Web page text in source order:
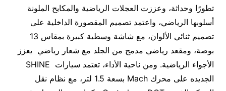
تطورًا وحداثة، وعززت العجلات الرياضية والمكابح الملونة
أسلوبها الرياضي، واعتمد تصميم المقصورة الداخلية على
تصميم ثنائي الألوان، مع شاشة وسطية كبيرة بمقاس 13
بوصة، ومقعد رياضي مدمج من الجلد مع شعار رياضي يعزز
الأجواء الرياضية. ومن ناحية الأداء، تعتمد سيارات SHINE
الجديده على محرك Mach بسعة 1.5 لتر، مع نظام نقل